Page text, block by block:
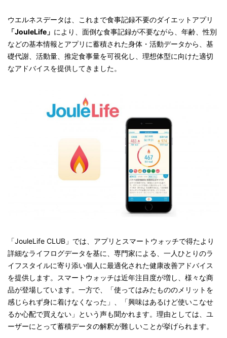
ウエルネスデータは、これまで食事記録不要のダイエットアプリ
「JouleLife」 により、面倒な食事記録が不要ながら、年齢、性別
などの基本情報とアプリに蓄積された身体・活動データから、基
礎代謝、活動量、推定食事量を可視化し、理想体型に向けた適切
なアドバイスを提供してきました。
「JouleLife CLUB」では、アプリとスマートウォッチで得たより
詳細なライフログデータを基に、専門家による、一人ひとりのラ
イフスタイルに寄り添い個人に最適化された健康改善アドバイス
を提供します。スマートウォッチは近年注目度が増し、様々な商
品が登場しています。一方で、「使ってはみたもののメリットを
感じられず身に着けなくなった」、「興味はあるけど使いこなせ
るか心配で買えない」という声も聞かれます。理由としては、ユ
ーザーにとって蓄積データの解釈が難しいことが挙げられます。